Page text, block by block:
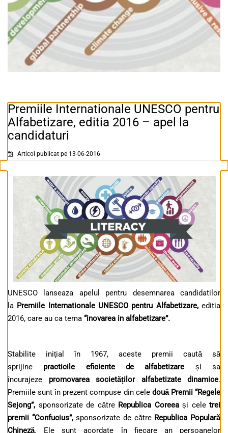
Premiile Internationale UNESCO pentru
Alfabetizare, editia 2016 – apel la
candidaturi
Articol publicat pe 13-06-2016
UNESCO lanseaza apelul pentru desemnarea candidatilor
la Premiile Internationale UNESCO pentru Alfabetizare,editia
2016, care au ca tema “inovarea in alfabetizare”.
Stabilite inițial în 1967, aceste premii caută să
sprijine practicile eficiente de alfabetizare și sa
încurajeze promovarea societăților alfabetizate dinamice.
Premiile sunt în prezent compuse din cele două Premii “Regele
Sejong”, sponsorizate de către Republica Coreeași cele trei
premii “Confucius”,sponsorizate de către Republica Populară
Chineză. Ele sunt acordate în fiecare an persoanelor